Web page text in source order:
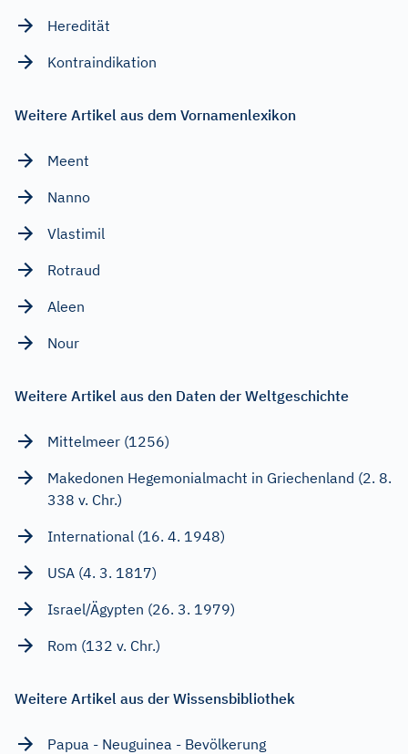
Heredität
Kontraindikation
Weitere Artikel aus dem Vornamenlexikon
Meent
Nanno
Vlastimil
Rotraud
Aleen
Nour
Weitere Artikel aus den Daten der Weltgeschichte
Mittelmeer (1256)
Makedonen Hegemonialmacht in Griechenland (2. 8.
338 v. Chr.)
International (16. 4. 1948)
USA (4. 3. 1817)
Israel/Ägypten (26. 3. 1979)
Rom (132 v. Chr.)
Weitere Artikel aus der Wissensbibliothek
Papua - Neuguinea - Bevölkerung